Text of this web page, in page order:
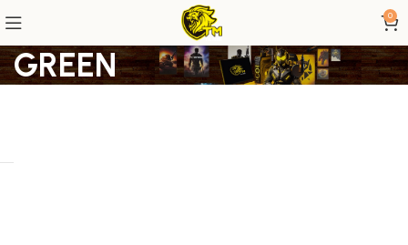
0
GREEN